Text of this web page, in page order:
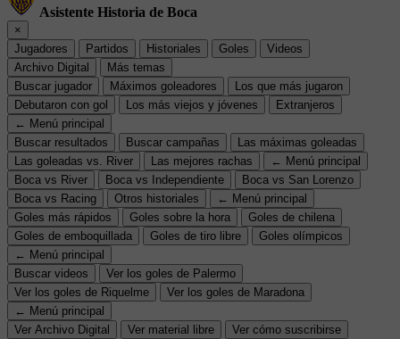
Asistente Historia de Boca
×
Jugadores
Partidos Historiales Goles
Videos
Archivo Digital
Más temas
Buscar jugador
Máximos goleadores
Los que más jugaron
Debutaron con gol
Los más viejos y jóvenes
Extranjeros
← Menú principal
Buscar resultados
Buscar campañas
Las máximas goleadas
Las goleadas vs. River
Las mejores rachas
← Menú principal
Boca vs River
Boca vs Independiente
Boca vs San Lorenzo
Boca vs Racing
Otros historiales
← Menú principal
Goles más rápidos
Goles sobre la hora
Goles de chilena
Goles de emboquillada
Goles de tiro libre
Goles olímpicos
← Menú principal
Buscar videos
Ver los goles de Palermo
Ver los goles de Riquelme
Ver los goles de Maradona
← Menú principal
Ver Archivo Digital
Ver material libre
Ver cómo suscribirse